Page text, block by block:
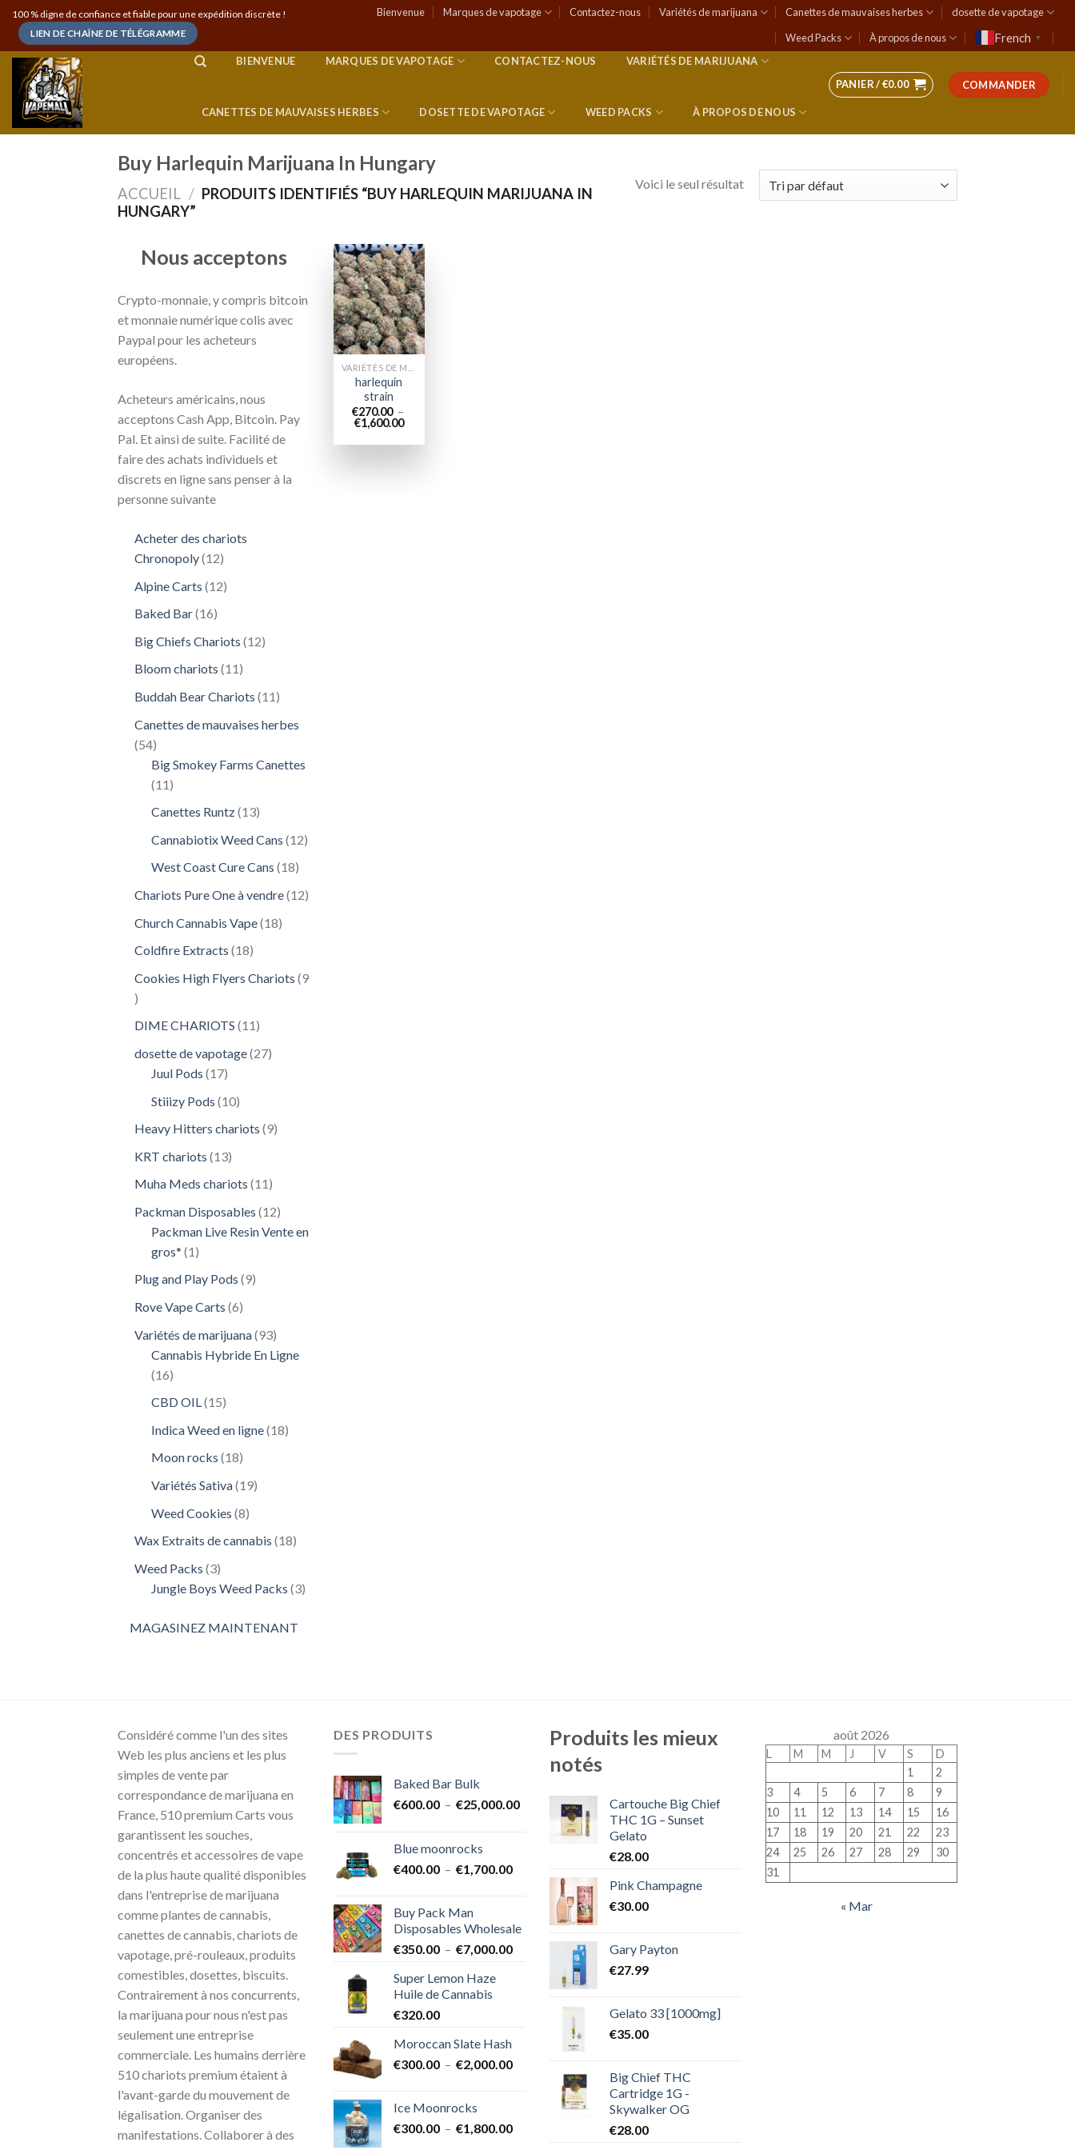
Skip
content
100 % digne de confiance et fiable pour une expédition discrète !
LIEN DE CHAÎNE DE TÉLÉGRAMME
Bienvenue Marques de vapotage Contactez-nous Variétés de marijuana Canettes de mauvaises herbes
dosette de vapotage
Weed Packs
À propos de nous French ▼
BIENVENUE MARQUES DE VAPOTAGE CONTACTEZ-NOUS VARIÉTÉS DE MARIJUANA
CANETTES DE MAUVAISES HERBES DOSETTE DE VAPOTAGE WEED PACKS À PROPOS DE NOUS
PANIER /€0.00 COMMANDER
Buy Harlequin Marijuana In Hungary
ACCUEIL / PRODUITS IDENTIFIÉS “BUY HARLEQUIN MARIJUANA IN
HUNGARY”
Voici le seul résultat
Nous acceptons
Crypto-monnaie, y compris bitcoin
et monnaie numérique colis avec
Paypal pour les acheteurs
européens.
Acheteurs américains, nous
acceptons Cash App, Bitcoin. Pay
Pal. Et ainsi de suite. Facilité de
faire des achats individuels et
discrets en ligne sans penser à la
personne suivante
Acheter des chariots
Chronopoly 1212
Alpine Carts 1212
Baked Bar 1616
Big Chiefs Chariots 1212
Bloom chariots 1111
Buddah Bear Chariots 1111
Canettes de mauvaises herbes
5454
produits
Big Smokey Farms Canettes
11 11
Canettes Runtz 1313
Cannabiotix Weed Cans 1212
West Coast Cure Cans 1818
Chariots Pure One à vendre 1212
Church Cannabis Vape 1818
Coldfire Extracts 1818
Cookies High Flyers Chariots 9
9
DIME CHARIOTS 1111
dosette de vapotage 2727
Juul Pods 1717
Stiiizy Pods 1010
Heavy Hitters chariots 99
KRT chariots 1313
Muha Meds chariots 1111
Packman Disposables 1212
produits
Packman Live Resin Vente en
gros* 11
Plug and Play Pods 99
Rove Vape Carts 66
Variétés de marijuana 9393
produits
Cannabis Hybride En Ligne
1616
CBD OIL 1515
Indica Weed en ligne 1818
Moon rocks 1818
Variétés Sativa 1919
Weed Cookies 88
Wax Extraits de cannabis 1818
Weed Packs 33
produits
Jungle Boys Weed Packs 33
MAGASINEZ MAINTENANT
Add to
wishlist
harlequin
strain
€270.00 –
€1,600.00Plage
prix :
Considéré comme l'un des sites
Web les plus anciens et les plus
simples de vente par
correspondance de marijuana en
France, 510 premium Carts vous
garantissent les souches,
concentrés et accessoires de vape
de la plus haute qualité disponibles
dans l'entreprise de marijuana
comme plantes de cannabis,
canettes de cannabis, chariots de
vapotage, pré-rouleaux, produits
comestibles, dosettes, biscuits.
Contrairement à nos concurrents,
la marijuana pour nous n'est pas
seulement une entreprise
commerciale. Les humains derrière
510 chariots premium étaient à
l'avant-garde du mouvement de
légalisation. Organiser des
manifestations. Collaborer à des
DES PRODUITS
Baked Bar Bulk
€600.00 – €25,000.00Plage
€25,000.00
Blue moonrocks
€400.00 – €1,700.00Plage
€400.00
à
€1,700.00
Buy Pack Man
Disposables Wholesale
€350.00 – €7,000.00Plage
Super Lemon Haze
Huile de Cannabis
€320.00
Moroccan Slate Hash
€300.00 – €2,000.00Plage
à
Ice Moonrocks
€300.00 – €1,800.00Plage
Produits les mieux
notés
Cartouche Big Chief
THC 1G – Sunset
Gelato
€28.00
Pink Champagne
€30.00
Gary Payton
€27.99
Gelato 33 [1000mg]
€35.00
Big Chief THC
Cartridge 1G -
Skywalker OG
€28.00
août 2026
L M M J V S
D
1
2
3
4 5 6 7 8
9
10
11 12 13 14 15
16
17
18 19 20 21 22
23
24
25 26 27 28 29
30
31
« Mar